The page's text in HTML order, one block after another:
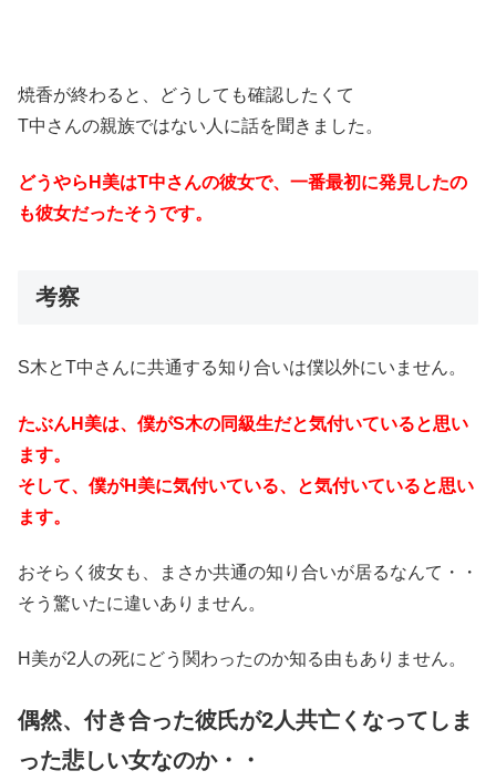
焼香が終わると、どうしても確認したくて
T中さんの親族ではない人に話を聞きました。
どうやらH美はT中さんの彼女で、一番最初に発見したの
も彼女だったそうです。
考察
S木とT中さんに共通する知り合いは僕以外にいません。
たぶんH美は、僕がS木の同級生だと気付いていると思い
ます。
そして、僕がH美に気付いている、と気付いていると思い
ます。
おそらく彼女も、まさか共通の知り合いが居るなんて・・
そう驚いたに違いありません。
H美が2人の死にどう関わったのか知る由もありません。
偶然、付き合った彼氏が2人共亡くなってしま
った悲しい女なのか・・